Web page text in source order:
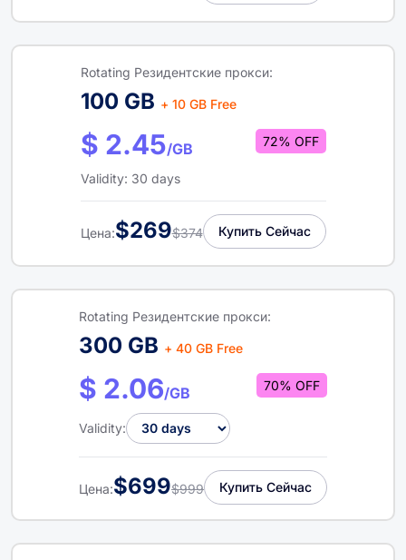
Rotating Резидентские прокси:
100 GB + 10 GB Free
$ 2.45/GB 72% OFF
Validity: 30 days
Цена:$269$374 Купить Сейчас
Rotating Резидентские прокси:
300 GB + 40 GB Free
$ 2.06/GB 70% OFF
Validity:
Цена:$699$999 Купить Сейчас